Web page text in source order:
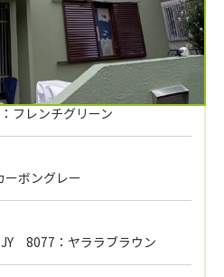
フレンチグリーン
ーボングレー
8077：ヤララブラウン